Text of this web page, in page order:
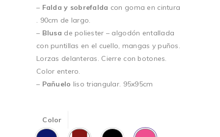
– Falda y sobrefalda con goma en cintura
. 90cm de largo.
– Blusa de poliester – algodón entallada
con puntillas en el cuello, mangas y puños.
Lorzas delanteras. Cierre con botones.
Color entero.
– Pañuelo liso triangular. 95x95cm
Color